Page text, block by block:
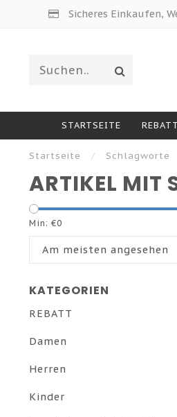
Sicheres Einkaufen,
STARTSEITE REBATT
Startseite / Schlagworte
ARTIKEL MIT
Min: €0
Am meisten angesehen
KATEGORIEN
REBATT
Damen
Herren
Kinder